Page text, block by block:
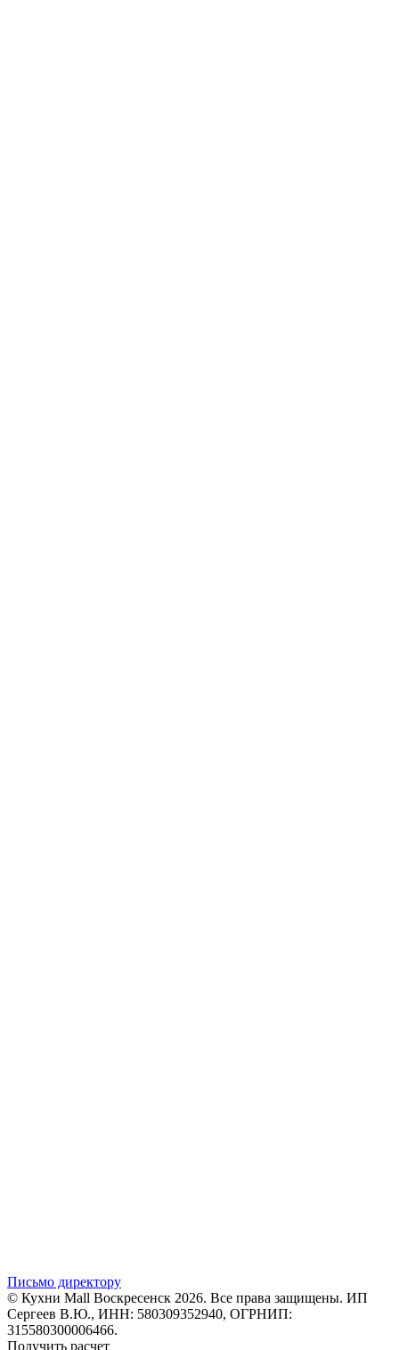
Письмо директору
© Кухни Mall Воскресенск 2026. Все права защищены. ИП
Сергеев В.Ю., ИНН: 580309352940, ОГРНИП:
315580300006466.
Получить расчет